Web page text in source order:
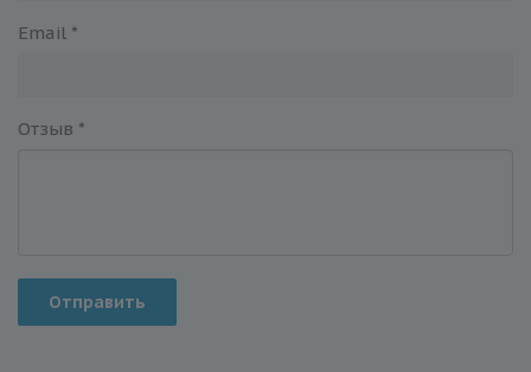
Email *
Отзыв *
Отправить